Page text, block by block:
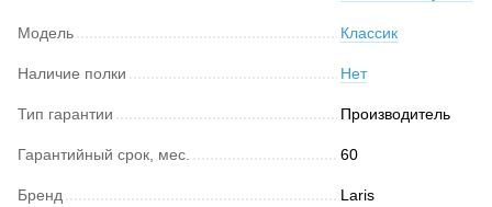
Модель Классик
Наличие полки Нет
Тип гарантии Производитель
Гарантийный срок, мес. 60
Бренд Laris